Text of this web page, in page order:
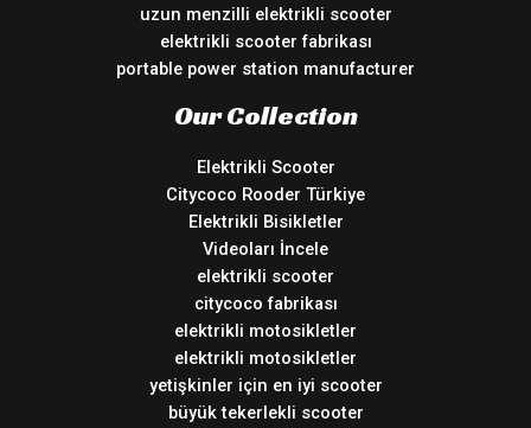
uzun menzilli elektrikli scooter
elektrikli scooter fabrikası
portable power station manufacturer
Our Collection
Elektrikli Scooter
Citycoco Rooder Türkiye
Elektrikli Bisikletler
Videoları İncele
elektrikli scooter
citycoco fabrikası
elektrikli motosikletler
elektrikli motosikletler
yetişkinler için en iyi scooter
büyük tekerlekli scooter